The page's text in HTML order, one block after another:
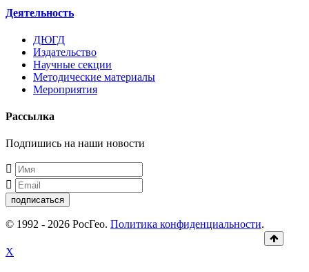
Деятельность
ДЮГД
Издательство
Научные секции
Методические материалы
Мероприятия
Рассылка
Подпишись на наши новости
подписаться
© 1992 - 2026 РосГео. Политика конфиденциальности.
X